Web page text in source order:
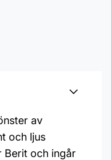
av
och ljus
Berit och ingår